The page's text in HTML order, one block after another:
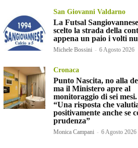
San Giovanni Valdarno
La Futsal
scelto la strada della
appena un paio i volti
Michele Bossini - 6 Agosto 2026
Cronaca
Punto Nascita, no alla
ma il Ministero apre al
monitoraggio di sei
“Una risposta che
positivamente anche se
prudenza”
Monica Campani - 6 Agosto 2026